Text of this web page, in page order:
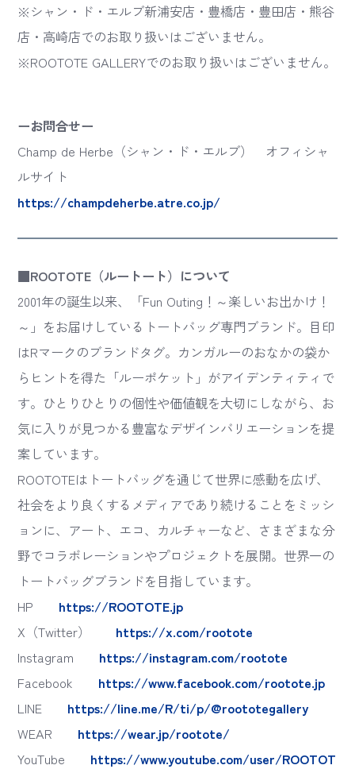
※シャン・ド・エルブ新浦安店・豊橋店・豊田店・熊谷
店・高崎店でのお取り扱いはございません。
※ROOTOTE GALLERYでのお取り扱いはございません。
ーお問合せー
Champ de Herbe（シャン・ド・エルブ） オフィシャ
ルサイト
https://champdeherbe.atre.co.jp/
■ROOTOTE（ルートート）について
2001年の誕生以来、「Fun Outing！～楽しいお出かけ！
～」をお届けしているトートバッグ専門ブランド。目印
はRマークのブランドタグ。カンガルーのおなかの袋か
らヒントを得た「ルーポケット」がアイデンティティで
す。ひとりひとりの個性や価値観を大切にしながら、お
気に入りが見つかる豊富なデザインバリエーションを提
案しています。
ROOTOTEはトートバッグを通じて世界に感動を広げ、
社会をより良くするメディアであり続けることをミッシ
ョンに、アート、エコ、カルチャーなど、さまざまな分
野でコラボレーションやプロジェクトを展開。世界一の
トートバッグブランドを目指しています。
HP https://ROOTOTE.jp
X（Twitter） https://x.com/rootote
Instagram https://instagram.com/rootote
Facebook https://www.facebook.com/rootote.jp
LINE https://line.me/R/ti/p/@roototegallery
WEAR https://wear.jp/rootote/
YouTube https://www.youtube.com/user/ROOTOT